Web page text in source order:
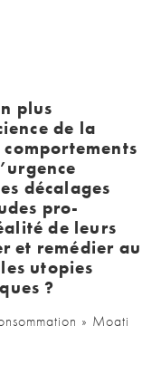
plus
de la
décalages
pro-
de leurs
et remédier au
utopies
?
» Moati